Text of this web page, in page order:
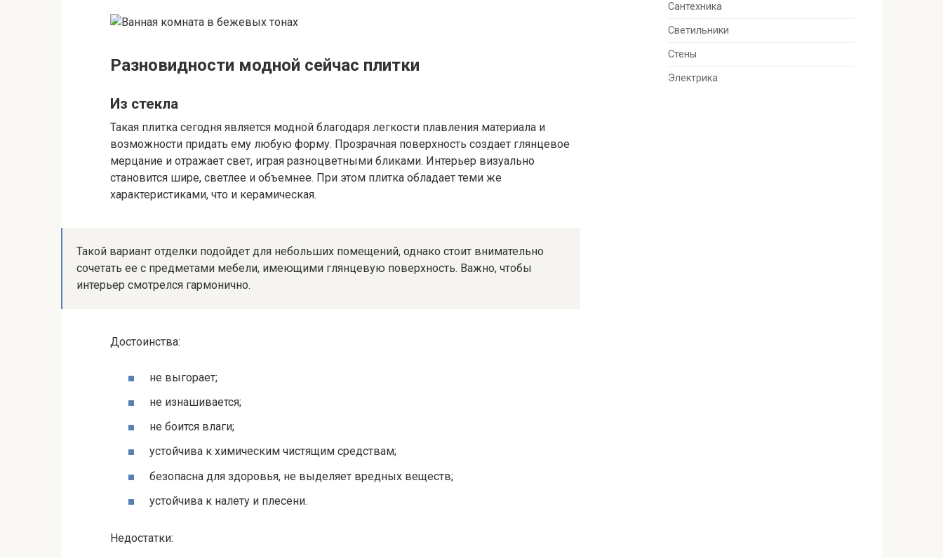
Разновидности модной сейчас плитки
Из стекла
Такая плитка сегодня является модной благодаря легкости плавления материала и
возможности придать ему любую форму. Прозрачная поверхность создает глянцевое
мерцание и отражает свет, играя разноцветными бликами. Интерьер визуально
становится шире, светлее и объемнее. При этом плитка обладает теми же
характеристиками, что и керамическая.
Такой вариант отделки подойдет для небольших помещений, однако стоит внимательно
сочетать ее с предметами мебели, имеющими глянцевую поверхность. Важно, чтобы
интерьер смотрелся гармонично.
Достоинства:
не выгорает;
не изнашивается;
не боится влаги;
устойчива к химическим чистящим средствам;
безопасна для здоровья, не выделяет вредных веществ;
устойчива к налету и плесени.
Недостатки:
Сантехника
Светильники
Стены
Электрика